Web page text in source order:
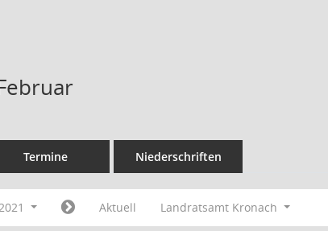
Termine Niederschriften
Aktuell Landratsamt Kronach